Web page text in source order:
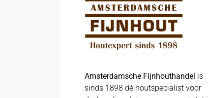
Amsterdamsche Fijnhouthandel is
sinds 1898 dé houtspecialist voor